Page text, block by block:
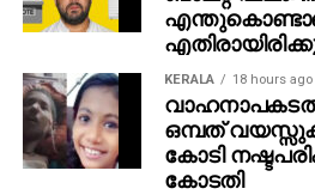
അതിനാല്‍ തന്നെ
കാഴ്ചാനുഭവം
ഞഞഞ എന്നിവയുടെ
ഈ ബ്രഹ്‌മാണ്ഡ പ്രോജക്റ്റ്
തിയേറ്ററുകളിലേക്ക് എത്തും.
KERALA 18 hours ago
ഒമ്പത്
കോടി
കോടതി